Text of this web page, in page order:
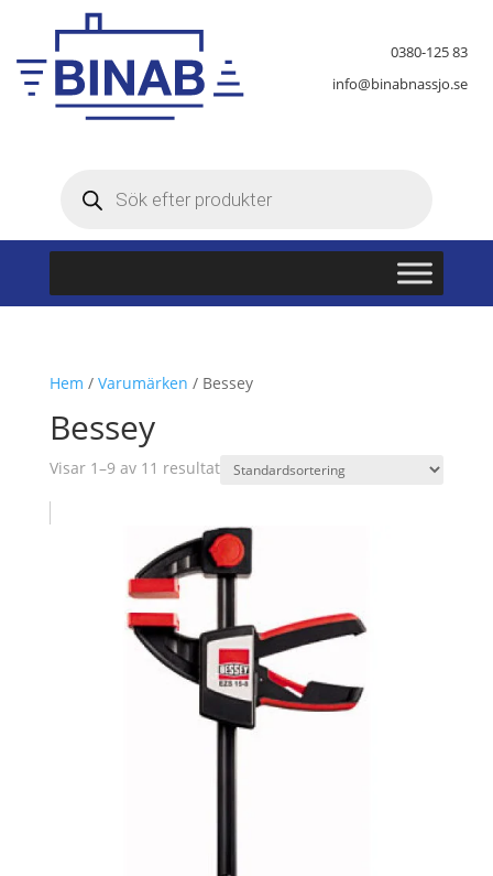
0380-125 83
info@binabnassjo.se
Hem / Varumärken / Bessey
Bessey
Visar 1–9 av 11 resultat